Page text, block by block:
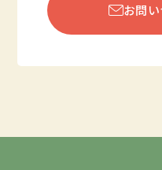
お問